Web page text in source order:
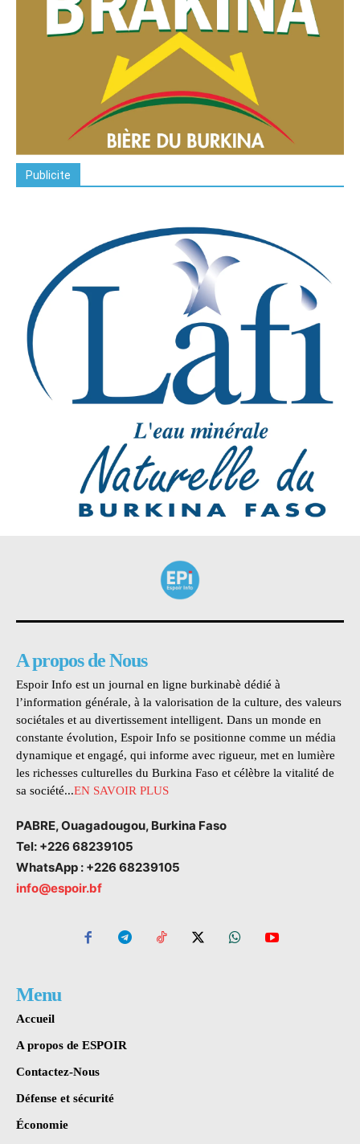
Publicite
A propos de Nous
Espoir Info est un journal en ligne burkinabè dédié à
l’information générale, à la valorisation de la culture, des valeurs
sociétales et au divertissement intelligent. Dans un monde en
constante évolution, Espoir Info se positionne comme un média
dynamique et engagé, qui informe avec rigueur, met en lumière
les richesses culturelles du Burkina Faso et célèbre la vitalité de
sa société...EN SAVOIR PLUS
PABRE, Ouagadougou, Burkina Faso
Tel: +226 68239105
WhatsApp : +226 68239105
info@espoir.bf
Menu
Accueil
A propos de ESPOIR
Contactez-Nous
Défense et sécurité
Économie